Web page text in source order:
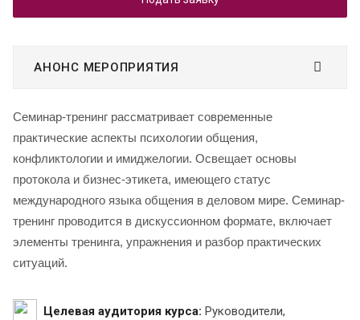
АНОНС МЕРОПРИЯТИЯ
Семинар-тренинг рассматривает современные
практические аспекты психологии общения,
конфликтологии и имиджелогии. Освещает основы
протокола и бизнес-этикета, имеющего статус
международного языка общения в деловом мире. Семинар-
тренинг проводится в дискуссионном формате, включает
элементы тренинга, упражнения и разбор практических
ситуаций.
Целевая аудитория курса: Руководители,